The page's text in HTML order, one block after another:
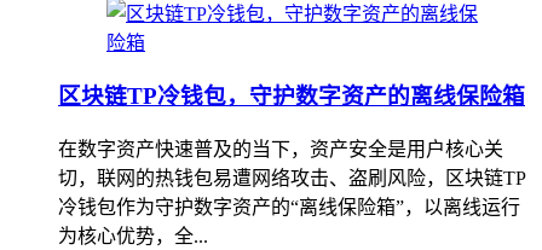
区块链TP冷钱包，守护数字资产的离线保险箱
在数字资产快速普及的当下，资产安全是用户核心关
切，联网的热钱包易遭网络攻击、盗刷风险，区块链TP
冷钱包作为守护数字资产的“离线保险箱”，以离线运行
为核心优势，全...